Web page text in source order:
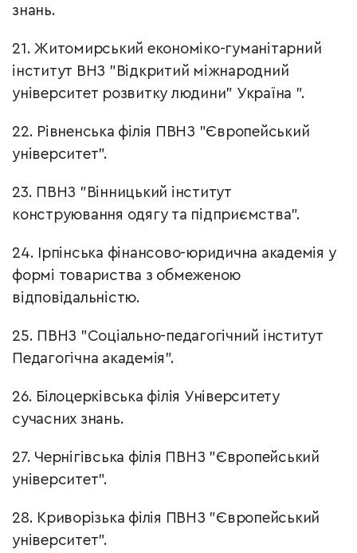
знань.
21. Житомирський економіко-гуманітарний
інститут ВНЗ "Відкритий міжнародний
університет розвитку людини" Україна ".
22. Рівненська філія ПВНЗ "Європейський
університет".
23. ПВНЗ "Вінницький інститут
конструювання одягу та підприємства".
24. Ірпінська фінансово-юридична академія у
формі товариства з обмеженою
відповідальністю.
25. ПВНЗ "Соціально-педагогічний інститут
Педагогічна академія".
26. Білоцерківська філія Університету
сучасних знань.
27. Чернігівська філія ПВНЗ "Європейський
університет".
28. Криворізька філія ПВНЗ "Європейський
університет".